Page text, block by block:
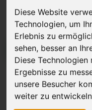
Diese Website
Technologien, um
Erlebnis zu
sehen, besser an
Diese
Ergebnisse zu
unsere Besucher
weiter zu
JETZT
Kostenloses Angebot
Abholung, auf Wunsch